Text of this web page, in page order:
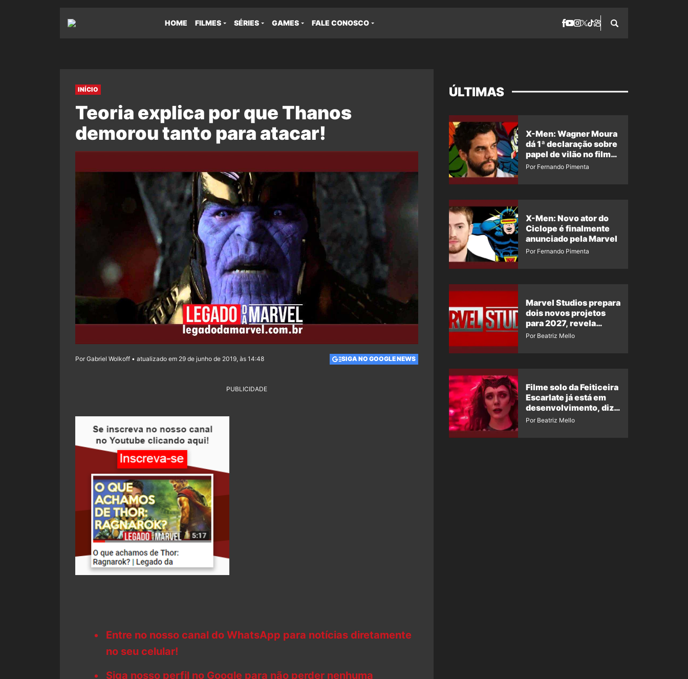
HOME FILMES SÉRIES GAMES FALE CONOSCO
INÍCIO
Teoria explica por que Thanos
demorou tanto para atacar!
Por Gabriel Wolkoff • atualizado em 29 de junho de 2019, às 14:48 SIGA NO GOOGLE NEWS
PUBLICIDADE
Entre no nosso canal do WhatsApp para notícias diretamente
no seu celular!
Siga nosso perfil no Google para não perder nenhuma
ÚLTIMAS
X-Men: Wagner Moura
dá 1ª declaração sobre
papel de vilão no filme
da Marvel
Por Fernando Pimenta
X-Men: Novo ator do
Ciclope é finalmente
anunciado pela Marvel
Por Fernando Pimenta
Marvel Studios prepara
dois novos projetos
para 2027, revela
insider
Por Beatriz Mello
Filme solo da Feiticeira
Escarlate já está em
desenvolvimento, diz
insider
Por Beatriz Mello